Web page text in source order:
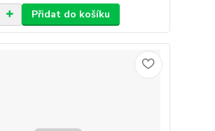
Přidat do košíku